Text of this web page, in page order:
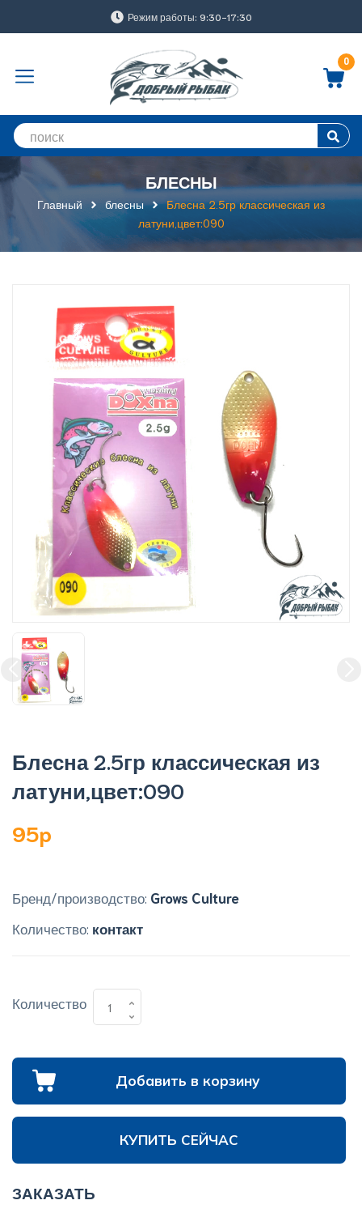
Режим работы: 9:30-17:30
0
БЛЕСНЫ
Главный блесны
Блесна 2.5гр классическая из
латуни,цвет:090
Блесна 2.5гр классическая из
латуни,цвет:090
95p
Бренд/производство: Grows Culture
Количество: контакт
Количество
Добавить в корзину
КУПИТЬ СЕЙЧАС
ЗАКАЗАТЬ